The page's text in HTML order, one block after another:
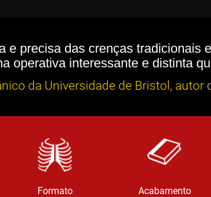
precisa das crenças tradicionais
operativa interessante e distinta
da Universidade de Bristol, autor
Formato
Acabamento